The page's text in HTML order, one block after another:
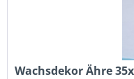
Wachsdekor Ähre